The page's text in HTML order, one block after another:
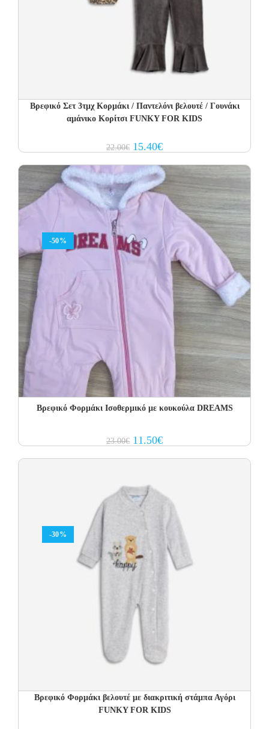
Βρεφικό Σετ 3τμχ Κορμάκι / Παντελόνι βελουτέ / Γουνάκι
αμάνικο Κορίτσι FUNKY FOR KIDS
22.00€ Original
price
22.00€.
15.40€Current
price
15.40€.
-50%
Βρεφικό Φορμάκι Ισοθερμικό με κουκούλα DREAMS
23.00€ Original
price
11.50€Current
price
-30%
Βρεφικό Φορμάκι βελουτέ με διακριτική στάμπα Αγόρι
FUNKY FOR KIDS